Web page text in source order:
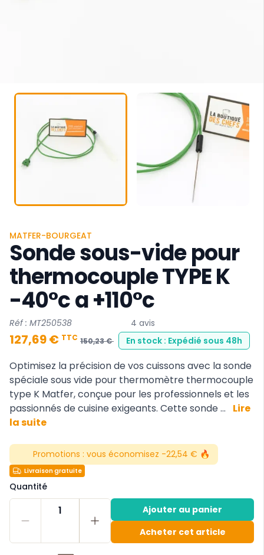
MATFER-BOURGEAT
Sonde sous-vide pour
thermocouple TYPE K
-40°c a +110°c
Réf : MT250538 4 avis
127,69 € TTC 150,23 € En stock : Expédié sous 48h
Optimisez la précision de vos cuissons avec la sonde
spéciale sous vide pour thermomètre thermocouple
type K Matfer, conçue pour les professionnels et les
passionnés de cuisine exigeants. Cette sonde ...
Lire
la suite
Promotions : vous économisez -22,54 € 🔥
Livraison gratuite
Quantité
1
Ajouter au panier
Acheter cet article